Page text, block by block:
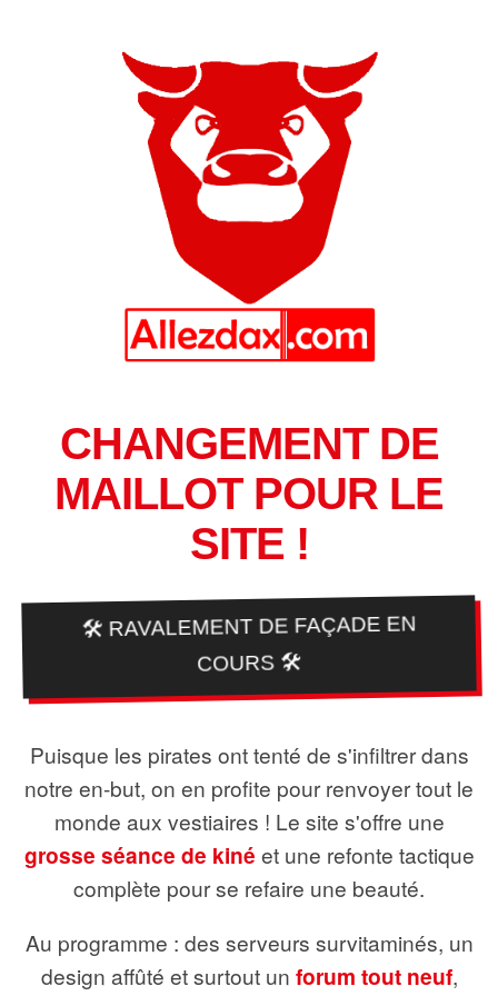
CHANGEMENT DE
MAILLOT POUR LE
SITE !
🛠️ RAVALEMENT DE FAÇADE EN
COURS 🛠️
Puisque les pirates ont tenté de s'infiltrer dans
notre en-but, on en profite pour renvoyer tout le
monde aux vestiaires ! Le site s'offre une
grosse séance de kiné et une refonte tactique
complète pour se refaire une beauté.
Au programme : des serveurs survitaminés, un
design affûté et surtout un forum tout neuf,